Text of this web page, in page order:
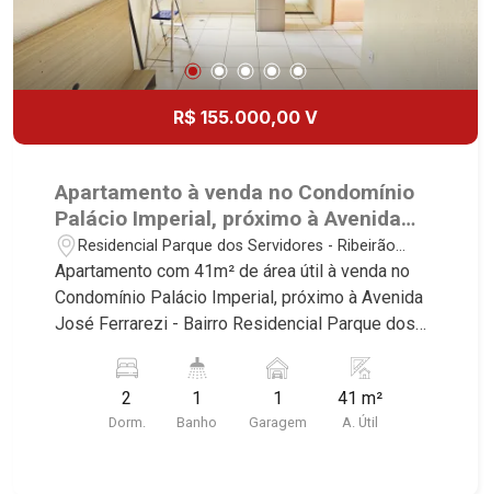
R$ 155.000,00 V
Apartamento à venda no Condomínio
Palácio Imperial, próximo à Avenida
José Ferrarezi - Ribeirão Preto/SP.
Residencial Parque dos Servidores - Ribeirão
Preto/SP
Apartamento com 41m² de área útil à venda no
Condomínio Palácio Imperial, próximo à Avenida
José Ferrarezi - Bairro Residencial Parque dos
características deste imóvel que a Martinelli
Imobiliária selecionou para você: - 41m² de área
útil - 2 dormitórios, sendo 1 com ar-condicionado
2
Dorm.
1
Banho
1
Garagem
41 m²
A. Útil